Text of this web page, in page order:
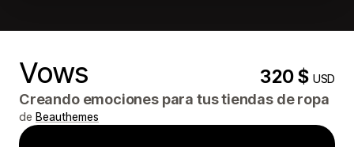
Vows 320 $USD
Creando emociones para tus tiendas de ropa
de Beauthemes